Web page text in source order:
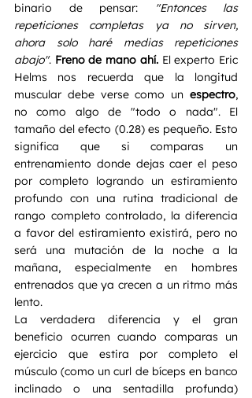
binario de pensar:
"Entonces las
repeticiones completas ya no sirven,
ahora solo haré medias repeticiones
abajo". Freno de mano ahí. El experto Eric
Helms nos recuerda que la longitud
muscular debe verse como un espectro,
no como algo de "todo o nada". El
tamaño del efecto (0.28) es pequeño. Esto
significa que si comparas un
entrenamiento donde dejas caer el peso
por completo logrando un estiramiento
profundo con una rutina tradicional de
rango completo controlado, la diferencia
a favor del estiramiento existirá, pero no
será una mutación de la noche a la
mañana, especialmente en hombres
entrenados que ya crecen a un ritmo más
lento.
La verdadera diferencia y el gran
beneficio ocurren cuando comparas un
ejercicio que estira por completo el
músculo (como un curl de bíceps en banco
inclinado o una sentadilla profunda)